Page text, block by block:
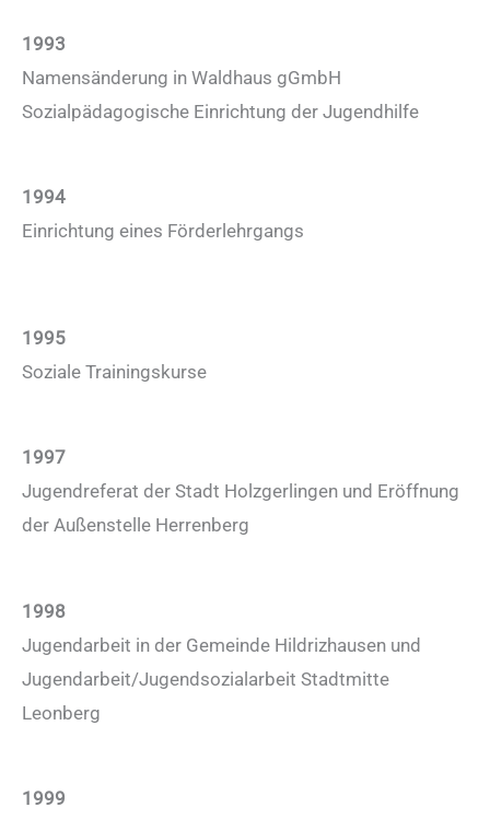
1993
Namensänderung in Waldhaus gGmbH
Sozialpädagogische Einrichtung der Jugendhilfe
1994
Einrichtung eines Förderlehrgangs
1995
Soziale Trainingskurse
1997
Jugendreferat der Stadt Holzgerlingen und Eröffnung
der Außenstelle Herrenberg
1998
Jugendarbeit in der Gemeinde Hildrizhausen und
Jugendarbeit/Jugendsozialarbeit Stadtmitte
Leonberg
1999